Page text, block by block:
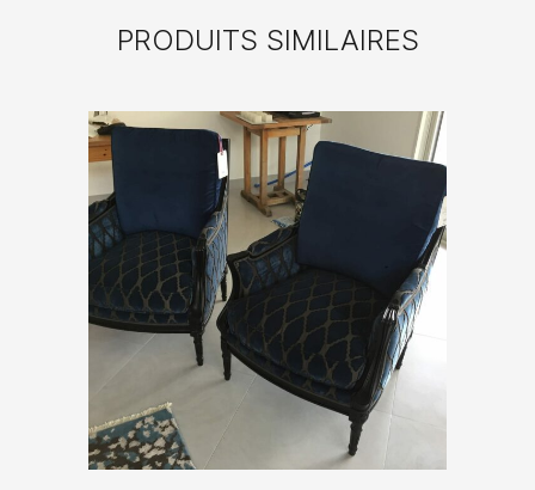
PRODUITS SIMILAIRES